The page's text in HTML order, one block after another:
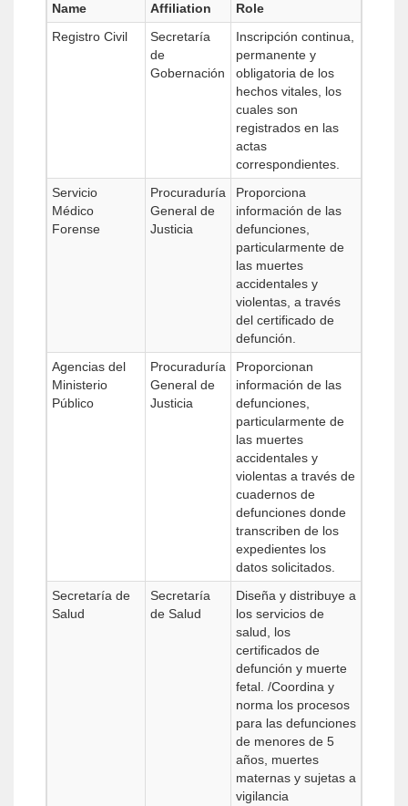
Name Affiliation
Role
Registro Civil
Secretaría
de
Gobernación
Inscripción continua,
permanente y
obligatoria de los
hechos vitales, los
cuales son
registrados en las
actas
correspondientes.
Servicio
Médico
Forense
Procuraduría
General de
Justicia
Proporciona
información de las
defunciones,
particularmente de
las muertes
accidentales y
violentas, a través
del certificado de
defunción.
Agencias del
Ministerio
Público
Procuraduría
General de
Justicia
Proporcionan
información de las
defunciones,
particularmente de
las muertes
accidentales y
violentas a través de
cuadernos de
defunciones donde
transcriben de los
expedientes los
datos solicitados.
Secretaría de
Salud
Secretaría
de Salud
Diseña y distribuye a
los servicios de
salud, los
certificados de
defunción y muerte
fetal. /Coordina y
norma los procesos
para las defunciones
de menores de 5
años, muertes
maternas y sujetas a
vigilancia